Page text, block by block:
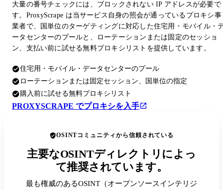
大量の番号チェックには、ブロックされない IP アドレスが必要で
す。ProxyScrape は当サービス自身の照会が通っているプロキシ事
業者で、国単位のターゲティングに対応した住宅用・モバイル・
ータセンターのプールと、ローテーションまたは固定のセッショ
ン、支払い前に試せる無料プロキシリストを提供しています。
住宅用・モバイル・データセンターのプール
ローテーションまたは固定セッション、国単位の指定
購入前に試せる無料プロキシリスト
PROXYSCRAPE でプロキシを入手
OSINTコミュニティから信頼されている
主要なOSINTディレクトリによっ
て推奨されています。
最も権威のあるOSINT（オープンソースインテリジ